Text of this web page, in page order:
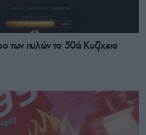
των πυλών τα 50ά Κυζίκεια